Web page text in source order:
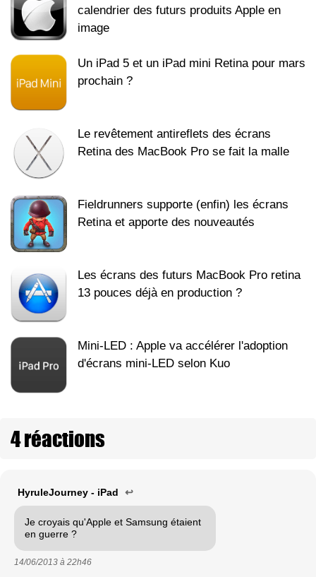
calendrier des futurs produits Apple en
image
Un iPad 5 et un iPad mini Retina pour mars
prochain ?
Le revêtement antireflets des écrans
Retina des MacBook Pro se fait la malle
Fieldrunners supporte (enfin) les écrans
Retina et apporte des nouveautés
Les écrans des futurs MacBook Pro retina
13 pouces déjà en production ?
Mini-LED : Apple va accélérer l'adoption
d'écrans mini-LED selon Kuo
4 réactions
HyruleJourney - iPad ↩
Je croyais qu'Apple et Samsung étaient
en guerre ?
14/06/2013 à 22h46